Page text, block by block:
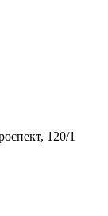
120/1